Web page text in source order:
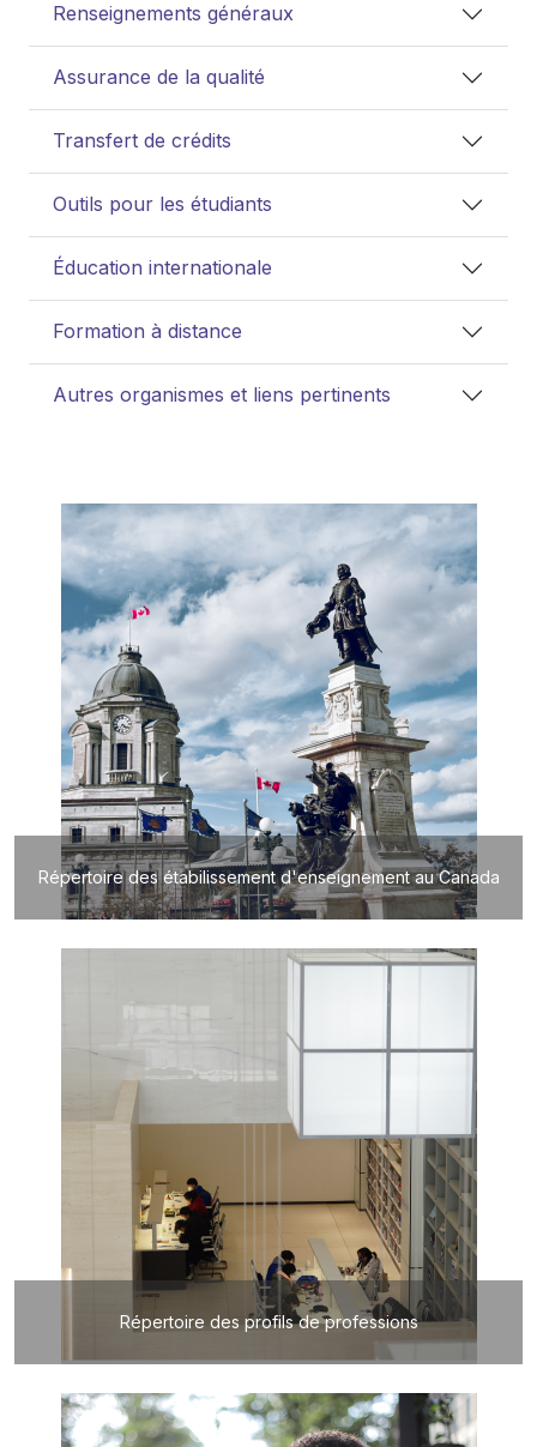
Renseignements généraux
Assurance de la qualité
Transfert de crédits
Outils pour les étudiants
Éducation internationale
Formation à distance
Autres organismes et liens pertinents
Répertoire des étabilissement d'enseignement au Canada
Répertoire des profils de professions